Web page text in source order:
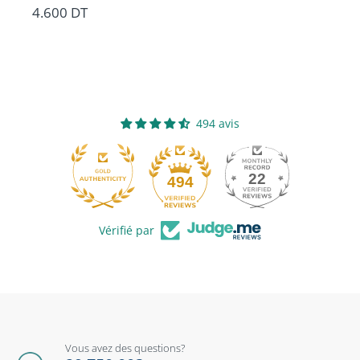
4.600 DT
494 avis
494 22
Vérifié par
Vous avez des questions?